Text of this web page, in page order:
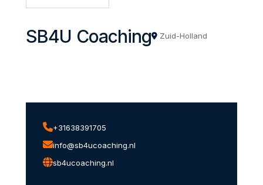
SB4U Coaching Zuid-Holland
+31638391705
info@sb4ucoaching.nl
sb4ucoaching.nl